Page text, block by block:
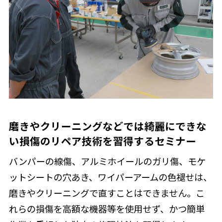
磨きやクリーニングなどでは綺麗にできな
い損傷のリペア技術を習得するセミナー
バンパーの線傷、アルミホイールのガリ傷、モケ
ットシートの穴あき、ワイパーアームの色褪せは、
磨きやクリーニングで直すことはできません。こ
れらの損傷を高額な機器等を使用せず、かつ簡単